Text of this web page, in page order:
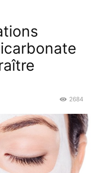
2684